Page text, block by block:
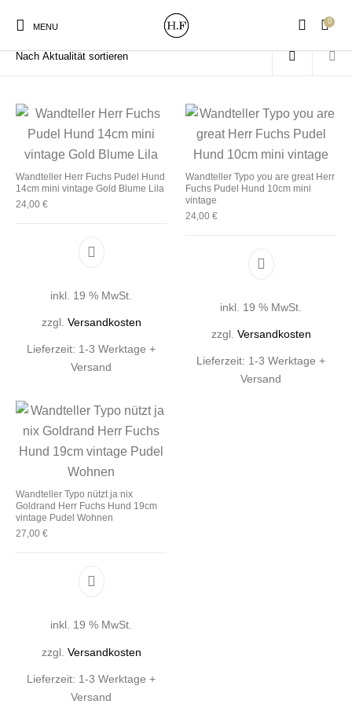
MENU
0
New Products On Sale! Wandteller Geschirrtücher
Magneten
Poster&Notizbücher
für den Kopf
Start / Produkte verschlagwortet mit „Pudel“
Wandteller Herr Fuchs Pudel Hund
14cm mini vintage Gold Blume Lila
24,00 €
inkl. 19 % MwSt.
zzgl. Versandkosten
Lieferzeit: 1-3 Werktage +
Versand
Wandteller Typo you are great Herr
Fuchs Pudel Hund 10cm mini
vintage
24,00 €
inkl. 19 % MwSt.
zzgl. Versandkosten
Lieferzeit: 1-3 Werktage +
Versand
Wandteller Typo nützt ja nix
Goldrand Herr Fuchs Hund 19cm
vintage Pudel Wohnen
27,00 €
inkl. 19 % MwSt.
zzgl. Versandkosten
Lieferzeit: 1-3 Werktage +
Versand